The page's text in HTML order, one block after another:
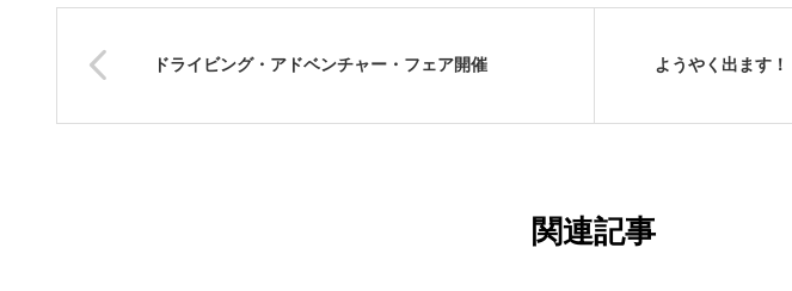
ドライビング・アドベンチャー・フェア開催 ようやく出ます！
関連記事